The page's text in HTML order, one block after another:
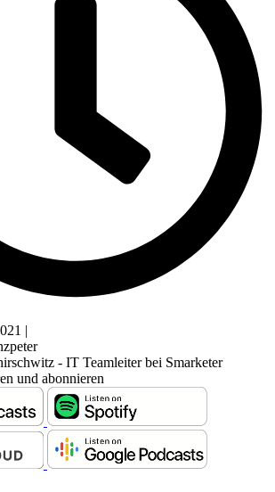
|
- IT Teamleiter bei Smarketer
und abonnieren